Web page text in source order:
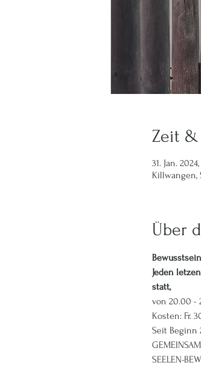
Zeit
31. Jan.
Killwangen,
Über
Jeden
statt,
von 20.00 -
Kosten: Fr.
Seit Beginn
SEELEN-